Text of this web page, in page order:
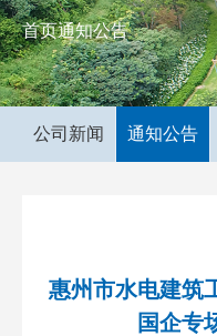
首页通知公告
公司新闻 通知公告
惠州市水电建筑
国企专